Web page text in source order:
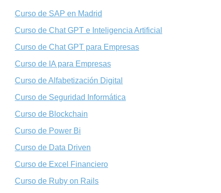
Curso de SAP en Madrid
Curso de Chat GPT e Inteligencia Artificial
Curso de Chat GPT para Empresas
Curso de IA para Empresas
Curso de Alfabetización Digital
Curso de Seguridad Informática
Curso de Blockchain
Curso de Power Bi
Curso de Data Driven
Curso de Excel Financiero
Curso de Ruby on Rails